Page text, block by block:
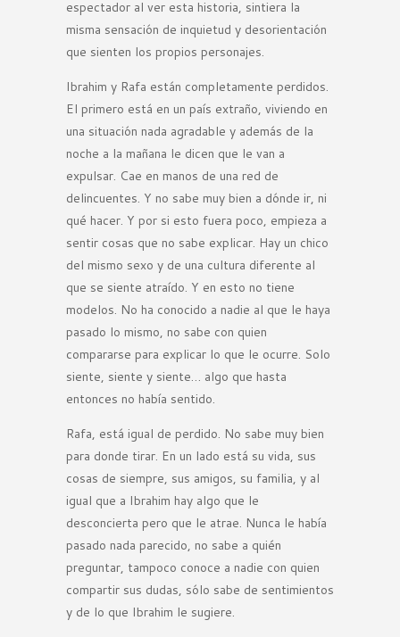
espectador al ver esta historia, sintiera la
misma sensación de inquietud y desorientación
que sienten los propios personajes.
Ibrahim y Rafa están completamente perdidos.
El primero está en un país extraño, viviendo en
una situación nada agradable y además de la
noche a la mañana le dicen que le van a
expulsar. Cae en manos de una red de
delincuentes. Y no sabe muy bien a dónde ir, ni
qué hacer. Y por si esto fuera poco, empieza a
sentir cosas que no sabe explicar. Hay un chico
del mismo sexo y de una cultura diferente al
que se siente atraído. Y en esto no tiene
modelos. No ha conocido a nadie al que le haya
pasado lo mismo, no sabe con quien
compararse para explicar lo que le ocurre. Solo
siente, siente y siente… algo que hasta
entonces no había sentido.
Rafa, está igual de perdido. No sabe muy bien
para donde tirar. En un lado está su vida, sus
cosas de siempre, sus amigos, su familia, y al
igual que a Ibrahim hay algo que le
desconcierta pero que le atrae. Nunca le había
pasado nada parecido, no sabe a quién
preguntar, tampoco conoce a nadie con quien
compartir sus dudas, sólo sabe de sentimientos
y de lo que Ibrahim le sugiere.